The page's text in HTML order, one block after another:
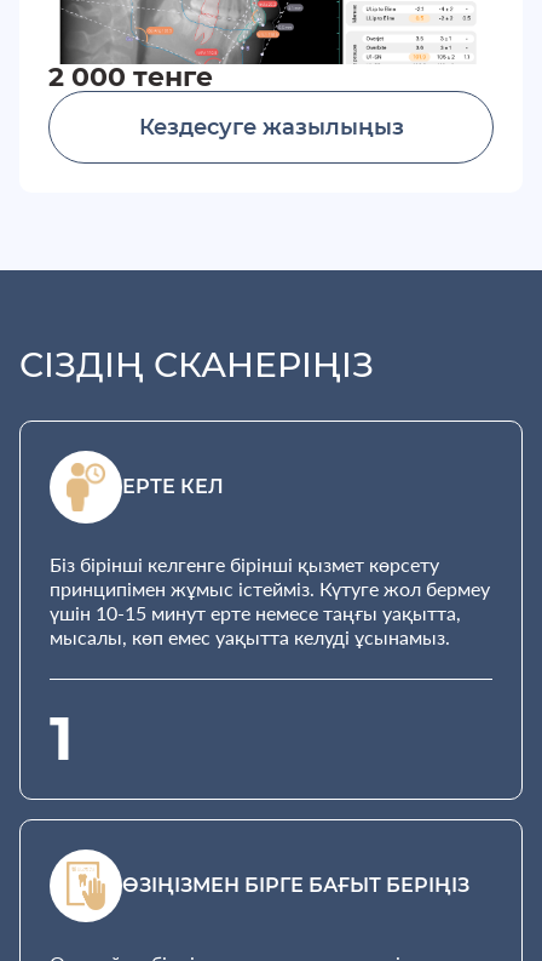
2 000 тенге
Кездесуге жазылыңыз
СІЗДІҢ СКАНЕРІҢІЗ
ЕРТЕ КЕЛ
Біз бірінші келгенге бірінші қызмет көрсету
принципімен жұмыс істейміз. Күтуге жол бермеу
үшін 10-15 минут ерте немесе таңғы уақытта,
мысалы, көп емес уақытта келуді ұсынамыз.
1
ӨЗІҢІЗМЕН БІРГЕ БАҒЫТ БЕРІҢІЗ